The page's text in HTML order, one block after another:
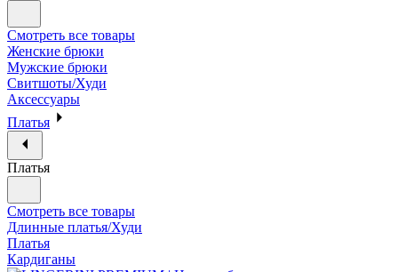
Смотреть все товары
Женские брюки
Мужские брюки
Свитшоты/Худи
Аксессуары
Платья
Платья
Смотреть все товары
Длинные платья/Худи
Платья
Кардиганы